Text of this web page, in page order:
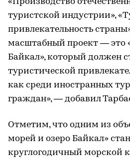
туристской индустрии»,
привлекательность
масштабный проект — это
Байкал», который должен
туристической
как среди иностранных
граждан», — добавил
Отметим, что одним из
морей и озеро Байкал»
круглогодичный морской